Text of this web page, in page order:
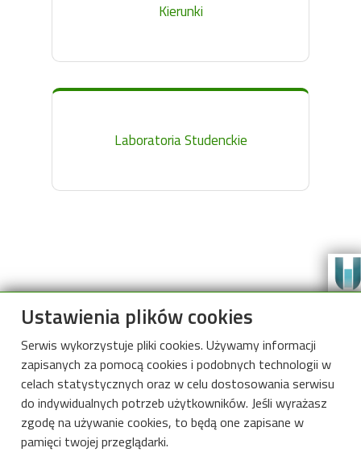
Kierunki
Laboratoria Studenckie
Stopka-Menu
Deklaracja dostępności cyfrowej
Ustawienia plików cookies
Serwis wykorzystuje pliki cookies. Używamy informacji
zapisanych za pomocą cookies i podobnych technologii w
celach statystycznych oraz w celu dostosowania serwisu
do indywidualnych potrzeb użytkowników. Jeśli wyrażasz
zgodę na używanie cookies, to będą one zapisane w
pamięci twojej przeglądarki.